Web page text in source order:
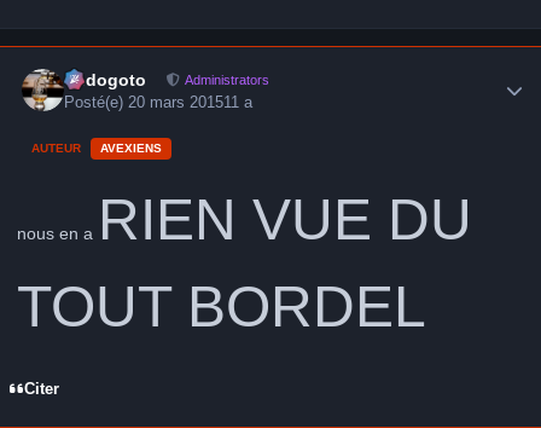
frédogoto Administrators
Posté(e) 20 mars 201511 a
AUTEUR AVEXIENS
nous en a RIEN VUE DU
TOUT BORDEL
Citer